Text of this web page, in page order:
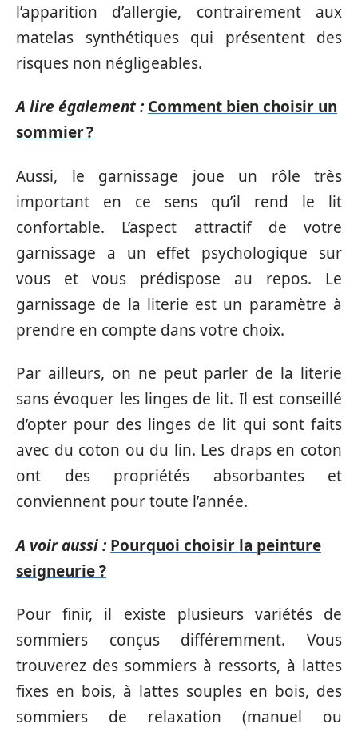
l’apparition d’allergie, contrairement aux
matelas synthétiques qui présentent des
risques non négligeables.
A lire également : Comment bien choisir un
sommier ?
Aussi, le garnissage joue un rôle très
important en ce sens qu’il rend le lit
confortable. L’aspect attractif de votre
garnissage a un effet psychologique sur
vous et vous prédispose au repos. Le
garnissage de la literie est un paramètre à
prendre en compte dans votre choix.
Par ailleurs, on ne peut parler de la literie
sans évoquer les linges de lit. Il est conseillé
d’opter pour des linges de lit qui sont faits
avec du coton ou du lin. Les draps en coton
ont des propriétés absorbantes et
conviennent pour toute l’année.
A voir aussi : Pourquoi choisir la peinture
seigneurie ?
Pour finir, il existe plusieurs variétés de
sommiers conçus différemment. Vous
trouverez des sommiers à ressorts, à lattes
fixes en bois, à lattes souples en bois, des
sommiers de relaxation (manuel ou